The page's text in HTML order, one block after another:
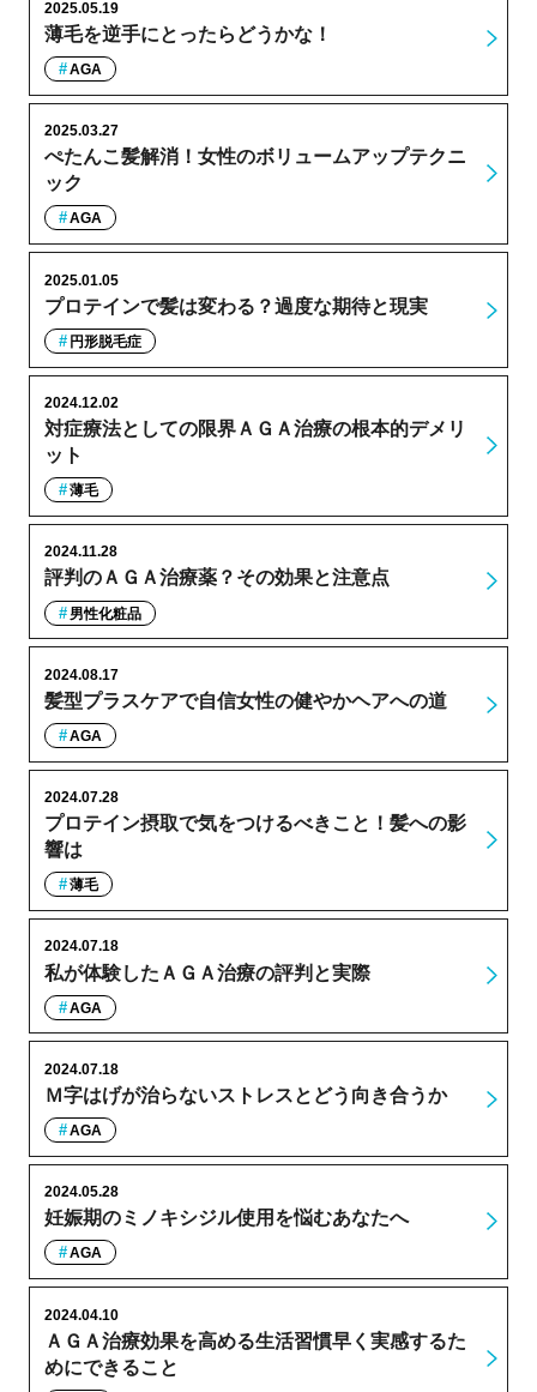
薄毛を逆手にとったらどうかな！
2025.05.19
AGA
ぺたんこ髪解消！女性のボリュームアップテクニ
ック
2025.03.27
AGA
プロテインで髪は変わる？過度な期待と現実
2025.01.05
円形脱毛症
対症療法としての限界ＡＧＡ治療の根本的デメリ
ット
2024.12.02
薄毛
評判のＡＧＡ治療薬？その効果と注意点
2024.11.28
男性化粧品
髪型プラスケアで自信女性の健やかヘアへの道
2024.08.17
AGA
プロテイン摂取で気をつけるべきこと！髪への影
響は
2024.07.28
薄毛
私が体験したＡＧＡ治療の評判と実際
2024.07.18
AGA
Ｍ字はげが治らないストレスとどう向き合うか
2024.07.18
AGA
妊娠期のミノキシジル使用を悩むあなたへ
2024.05.28
AGA
ＡＧＡ治療効果を高める生活習慣早く実感するた
めにできること
2024.04.10